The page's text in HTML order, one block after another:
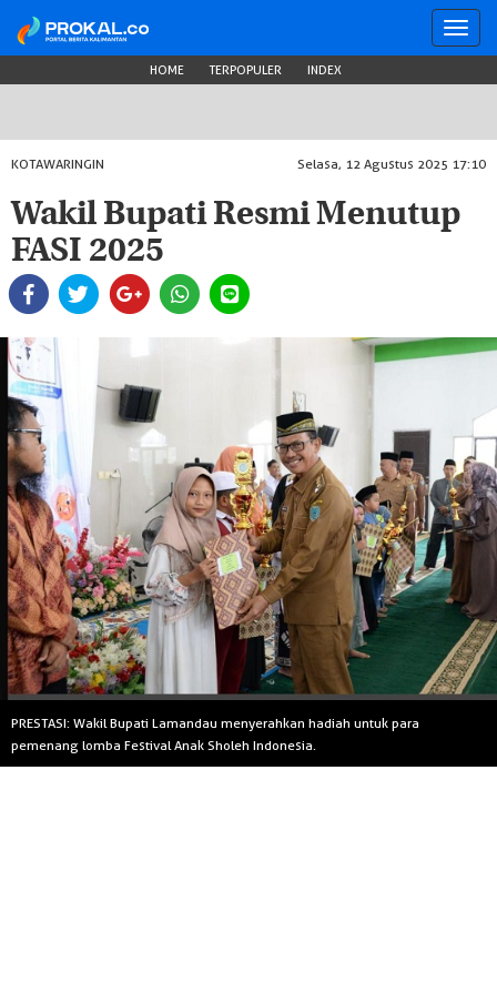
HOME TERPOPULER INDEX
KOTAWARINGIN Selasa, 12 Agustus 2025 17:10
Wakil Bupati Resmi Menutup
FASI 2025
PRESTASI: Wakil Bupati Lamandau menyerahkan hadiah untuk para
pemenang lomba Festival Anak Sholeh Indonesia.